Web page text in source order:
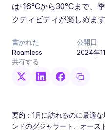
は-16°Cから30°Cまで、
クティビティが楽しめます
書かれた
Roamless
公開日
2024年
共有する
要約：1月に訪れるのに最適
ンドのグジャラート、オース